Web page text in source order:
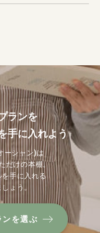
ランを
手に入れよう
ーシャン)は
だけの本棚。
を手に入れる
ょう。
を選ぶ